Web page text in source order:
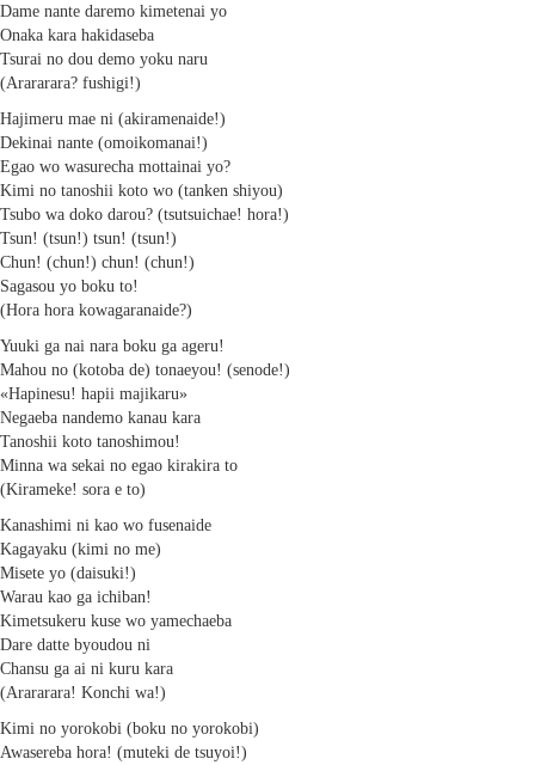
Dame nante daremo kimetenai yo
Onaka kara hakidaseba
Tsurai no dou demo yoku naru
(Arararara? fushigi!)
Hajimeru mae ni (akiramenaide!)
Dekinai nante (omoikomanai!)
Egao wo wasurecha mottainai yo?
Kimi no tanoshii koto wo (tanken shiyou)
Tsubo wa doko darou? (tsutsuichae! hora!)
Tsun! (tsun!) tsun! (tsun!)
Chun! (chun!) chun! (chun!)
Sagasou yo boku to!
(Hora hora kowagaranaide?)
Yuuki ga nai nara boku ga ageru!
Mahou no (kotoba de) tonaeyou! (senode!)
«Hapinesu! hapii majikaru»
Negaeba nandemo kanau kara
Tanoshii koto tanoshimou!
Minna wa sekai no egao kirakira to
(Kirameke! sora e to)
Kanashimi ni kao wo fusenaide
Kagayaku (kimi no me)
Misete yo (daisuki!)
Warau kao ga ichiban!
Kimetsukeru kuse wo yamechaeba
Dare datte byoudou ni
Chansu ga ai ni kuru kara
(Arararara! Konchi wa!)
Kimi no yorokobi (boku no yorokobi)
Awasereba hora! (muteki de tsuyoi!)